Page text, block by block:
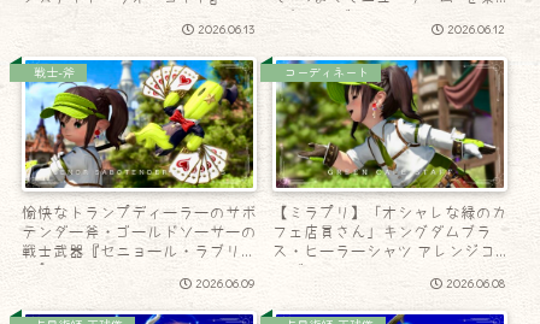
2026.06.13
しむコーデ
2026.06.12
戦士-斧
愉快なトランプディーラーのサボ
テンダー斧・ゴールドソーサーの
戦士武器『セニョール・ラブリュ
ス』
2026.06.09
コーディネート
【ミラプリ】「オシャレな緑のカ
フェ店員さん」キングダムブラ
ス・ヒーラーシャツ アレンジコ
ーデ
2026.06.08